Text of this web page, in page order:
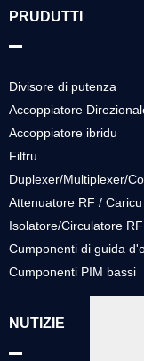
PRUDUTTI
Divisore di putenza
Accoppiatore
Accoppiatore ibridu
Filtru
Duplexer/Multiplexer/
Attenuatore RF / Caricu
Isolatore/Circulatore RF
Cumponenti di guida
Cumponenti PIM bassi
NUTIZIE